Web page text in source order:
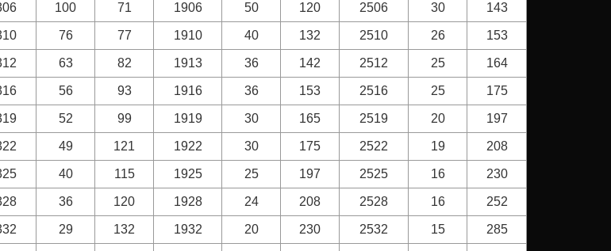
100 71 1906 50 120 2506 30 143
76 77 1910 40 132 2510 26 153
63 82 1913 36 142 2512 25 164
56 93 1916 36 153 2516 25 175
52 99 1919 30 165 2519 20 197
49 121 1922 30 175 2522 19 208
40 115 1925 25 197 2525 16 230
36 120 1928 24 208 2528 16 252
29 132 1932 20 230 2532 15 285